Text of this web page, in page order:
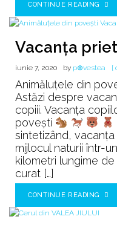
CONTINUE READING
Vacanța
iunie 7, 2020 by p⊕vestea [
Animăluțele din
Astăzi despre
copiii. Vacanța
povești
sintetizând,
mijlocul naturii într-
kilometri lungime
curat […]
CONTINUE READING